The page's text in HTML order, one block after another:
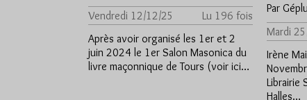
Vendredi 12/12/25
Lu 196 fois
Après avoir organisé les 1er et 2
juin 2024 le 1er Salon Masonica du
livre maçonnique de Tours (voir ici…
Par Géplu
Mardi
Irène
Librairie
Halles…